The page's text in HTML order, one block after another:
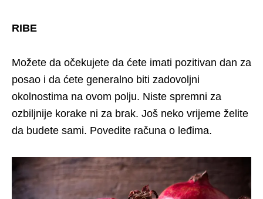
RIBE
Možete da očekujete da ćete imati pozitivan dan za
posao i da ćete generalno biti zadovoljni
okolnostima na ovom polju. Niste spremni za
ozbiljnije korake ni za brak. Još neko vrijeme želite
da budete sami. Povedite računa o leđima.